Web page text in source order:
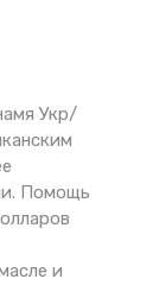
Укр/
Помощь
и